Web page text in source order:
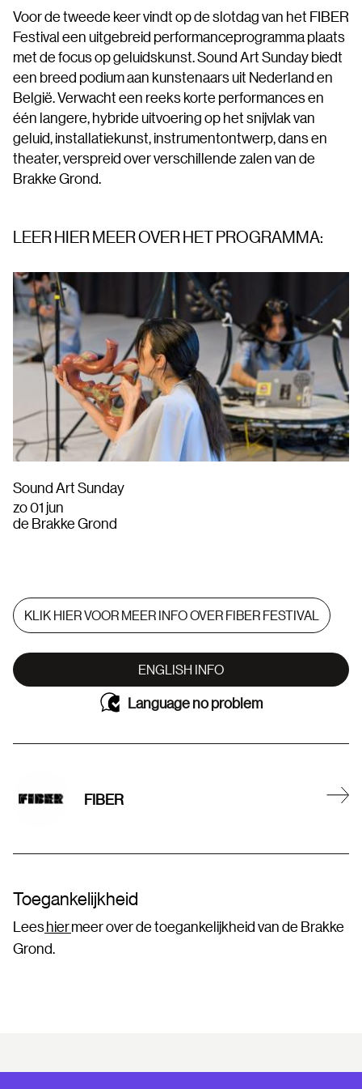
Voor de tweede keer vindt op de slotdag van het FIBER
Festival een uitgebreid performanceprogramma plaats
met de focus op geluidskunst. Sound Art Sunday biedt
een breed podium aan kunstenaars uit Nederland en
België. Verwacht een reeks korte performances en
één langere, hybride uitvoering op het snijvlak van
geluid, installatiekunst, instrumentontwerp, dans en
theater, verspreid over verschillende zalen van de
Brakke Grond.
LEER HIER MEER OVER HET PROGRAMMA:
Sound Art Sunday
zo 01 jun
de Brakke Grond
KLIK HIER VOOR MEER INFO OVER FIBER FESTIVAL
ENGLISH INFO
Language no problem
FIBER
Toegankelijkheid
Leeshiermeer over de toegankelijkheid van de Brakke
Grond.